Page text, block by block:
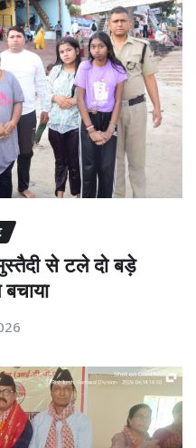
से टले दो बड़े